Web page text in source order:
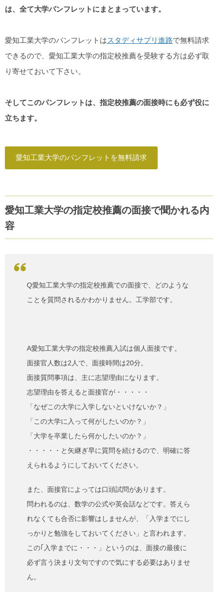
は、全て大学パンフレットにまとまっています。
愛知工業大学のパンフレットはスタディサプリ進路で無料請求
できるので、愛知工業大学の指定校推薦を受験する方は必ず取
り寄せておいて下さい。
そしてこのパンフレットは、指定校推薦の面接時にも必ず役に
立ちます。
愛知工業大学のパンフレットを無料請求
愛知工業大学の指定校推薦の面接で聞かれる内
容
Q愛知工業大学の指定校推薦での面接で、どのような
ことを質問されるかわかりません。工学部です。
A愛知工業大学の指定校推薦入試は個人面接です。
面接官人数は2人で、面接時間は20分。
面接質問事項は、主に志望理由になります。
志望理由を答えると面接官が・・・・・
「なぜこの大学に入学しないといけないか？」
「この大学に入って何がしたいのか？」
「大学を卒業したら何かしたいのか？」
・・・・・と矢継ぎ早に質問を続けるので、明確に答
えられるようにしておいてください。
また、面接官によっては口頭試問があります。
問われるのは、数学の公式や英会話などです。答えら
れなくても合否に影響はしませんが、「入学までにし
っかりと勉強をしておいてください」と言われます。
この｢入学までに・・・」というのは、面接の最後に
必ず言う決まり文句ですので気にする必要はありませ
ん。